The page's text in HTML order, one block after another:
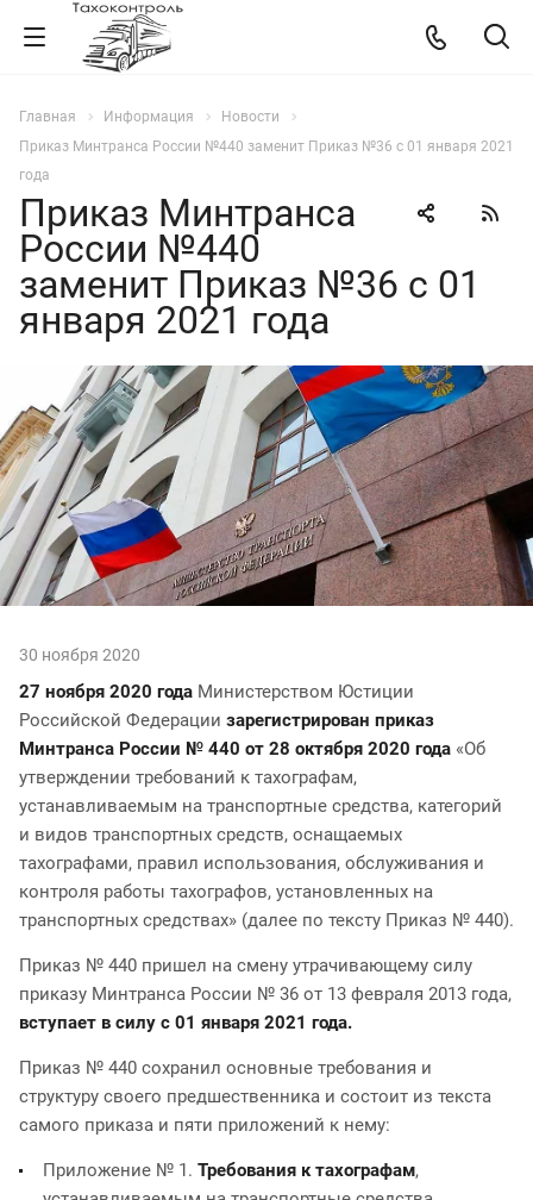
Главная Информация
Новости
Приказ Минтранса России №440 заменит Приказ №36 с 01 января 2021
года
Приказ Минтранса
России №440
заменит Приказ №36 с 01
января 2021 года
30 ноября 2020
27 ноября 2020 года Министерством Юстиции
Российской Федерации зарегистрирован приказ
Минтранса России № 440 от 28 октября 2020 года «Об
утверждении требований к тахографам,
устанавливаемым на транспортные средства, категорий
и видов транспортных средств, оснащаемых
тахографами, правил использования, обслуживания и
контроля работы тахографов, установленных на
транспортных средствах» (далее по тексту Приказ № 440).
Приказ № 440 пришел на смену утрачивающему силу
приказу Минтранса России № 36 от 13 февраля 2013 года,
вступает в силу с 01 января 2021 года.
Приказ № 440 сохранил основные требования и
структуру своего предшественника и состоит из текста
самого приказа и пяти приложений к нему:
Приложение № 1. Требования к тахографам,